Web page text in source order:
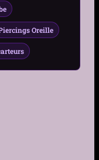
comme
Oreille